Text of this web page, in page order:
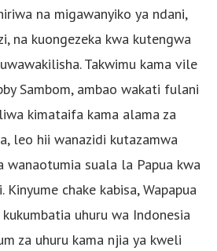
na migawanyiko ya ndani,
na kuongezeka kwa kutengwa
Takwimu kama vile
Sambom, ambao wakati fulani
kimataifa kama alama za
leo hii wanazidi kutazamwa
wanaotumia suala la Papua kwa
chake kabisa, Wapapua
uhuru wa Indonesia
za uhuru kama njia ya kweli